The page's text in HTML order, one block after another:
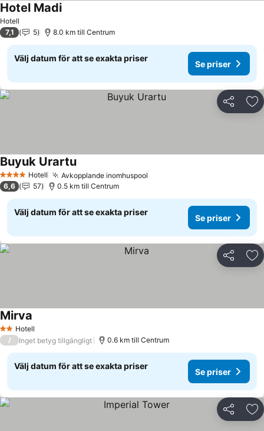
Hotell
Hotel Madi
7,1 5 8.0 km till Centrum
Välj datum för att se exakta priser
Se priser
Dela
4 StjärnorHotell Avkopplande inomhuspool
Buyuk Urartu
6,6 57 0.5 km till Centrum
Välj datum för att se exakta priser
Se priser
Dela
2 Stjärnor
Hotell
Mirva
/ Inget betyg tillgängligt 0.6 km till Centrum
Välj datum för att se exakta priser
Se priser
Dela